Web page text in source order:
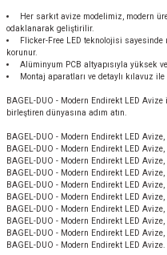
Her sarkıt avize modelimiz, modern
odaklanarak geliştirilir.
Flicker-Free LED teknolojisi sayesinde
korunur.
Alüminyum PCB altyapısıyla yüksek
Montaj aparatları ve detaylı kılavuz
BAGEL-DUO - Modern Endirekt LED Avize
birleştiren dünyasına adım atın.
BAGEL-DUO - Modern Endirekt LED Avize,
BAGEL-DUO - Modern Endirekt LED Avize,
BAGEL-DUO - Modern Endirekt LED Avize,
BAGEL-DUO - Modern Endirekt LED Avize,
BAGEL-DUO - Modern Endirekt LED Avize,
BAGEL-DUO - Modern Endirekt LED Avize,
BAGEL-DUO - Modern Endirekt LED Avize,
BAGEL-DUO - Modern Endirekt LED Avize,
BAGEL-DUO - Modern Endirekt LED Avize,
BAGEL-DUO - Modern Endirekt LED Avize.